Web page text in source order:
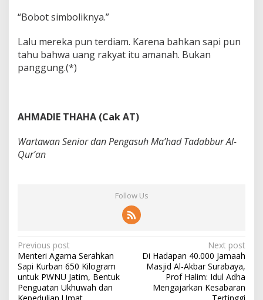
“Bobot simboliknya.”
Lalu mereka pun terdiam. Karena bahkan sapi pun
tahu bahwa uang rakyat itu amanah. Bukan
panggung.(*)
AHMADIE THAHA (Cak AT)
Wartawan Senior dan Pengasuh Ma’had Tadabbur Al-
Qur’an
Follow Us
P
o
s
Previous post
Menteri Agama Serahkan
Sapi Kurban 650 Kilogram
untuk PWNU Jatim, Bentuk
Penguatan Ukhuwah dan
Next post
Di Hadapan 40.000 Jamaah
Masjid Al-Akbar Surabaya,
Prof Halim: Idul Adha
Mengajarkan Kesabaran